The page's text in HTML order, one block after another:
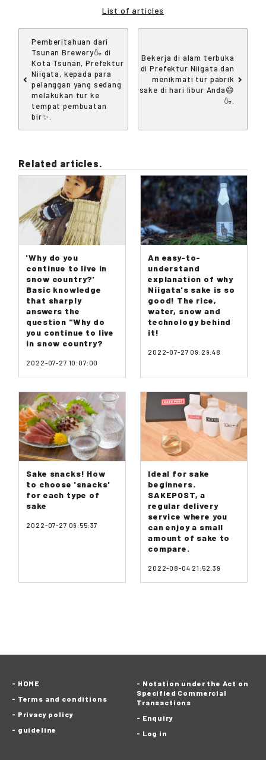
List of articles
Pemberitahuan dari
Tsunan Brewery🍶 di
Kota Tsunan, Prefektur
Niigata, kepada para
pelanggan yang sedang
melakukan tur ke
tempat pembuatan
bir✨.
Bekerja di alam terbuka
di Prefektur Niigata dan
menikmati tur pabrik
sake di hari libur Anda😄
🍶.
Related articles.
'Why do you
continue to live in
snow country?'
Basic knowledge
that sharply
answers the
question "Why do
you continue to live
in snow country?
2022-07-27 10:07:00
An easy-to-
understand
explanation of why
Niigata's sake is so
good! The rice,
water, snow and
technology behind
it!
2022-07-27 09:29:48
Sake snacks! How
to choose 'snacks'
for each type of
sake
2022-07-27 09:55:37
Ideal for sake
beginners.
SAKEPOST, a
regular delivery
service where you
can enjoy a small
amount of sake to
compare.
2022-08-04 21:52:39
HOME
Terms and conditions
Privacy policy
guideline
Notation under the Act on
Specified Commercial
Transactions
Enquiry
Log in